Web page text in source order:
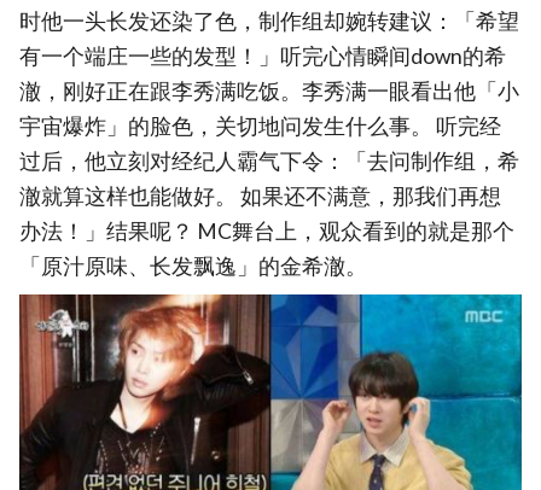
时他一头长发还染了色，制作组却婉转建议：「希望
有一个端庄一些的发型！」听完心情瞬间down的希
澈，刚好正在跟李秀满吃饭。李秀满一眼看出他「小
宇宙爆炸」的脸色，关切地问发生什么事。 听完经
过后，他立刻对经纪人霸气下令：「去问制作组，希
澈就算这样也能做好。 如果还不满意，那我们再想
办法！」结果呢？ MC舞台上，观众看到的就是那个
「原汁原味、长发飘逸」的金希澈。